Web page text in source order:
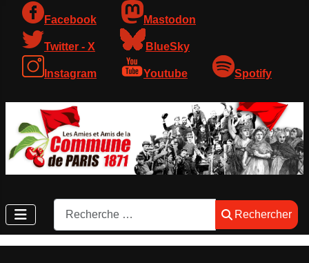
Facebook Mastodon
Twitter - X BlueSky
Instagram Youtube Spotify
Rechercher
Rechercher